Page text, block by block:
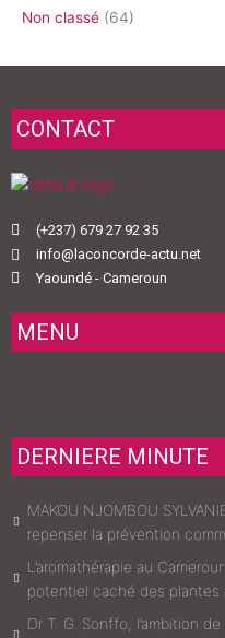
Non classé (64)
CONTACT
(+237) 679 27 92 35
info@laconcorde-actu.net
Yaoundé - Cameroun
MENU
DERNIERE MINUTE
MAKOU NJOMBOU
repenser la prévention
L’aromathérapie au
potentiel caché des plantes
Dr T. G. Sonffo, l’ambition